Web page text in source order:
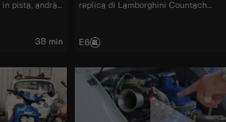
pista, andrà
38 min
replica di Lamborghini Countach
E6